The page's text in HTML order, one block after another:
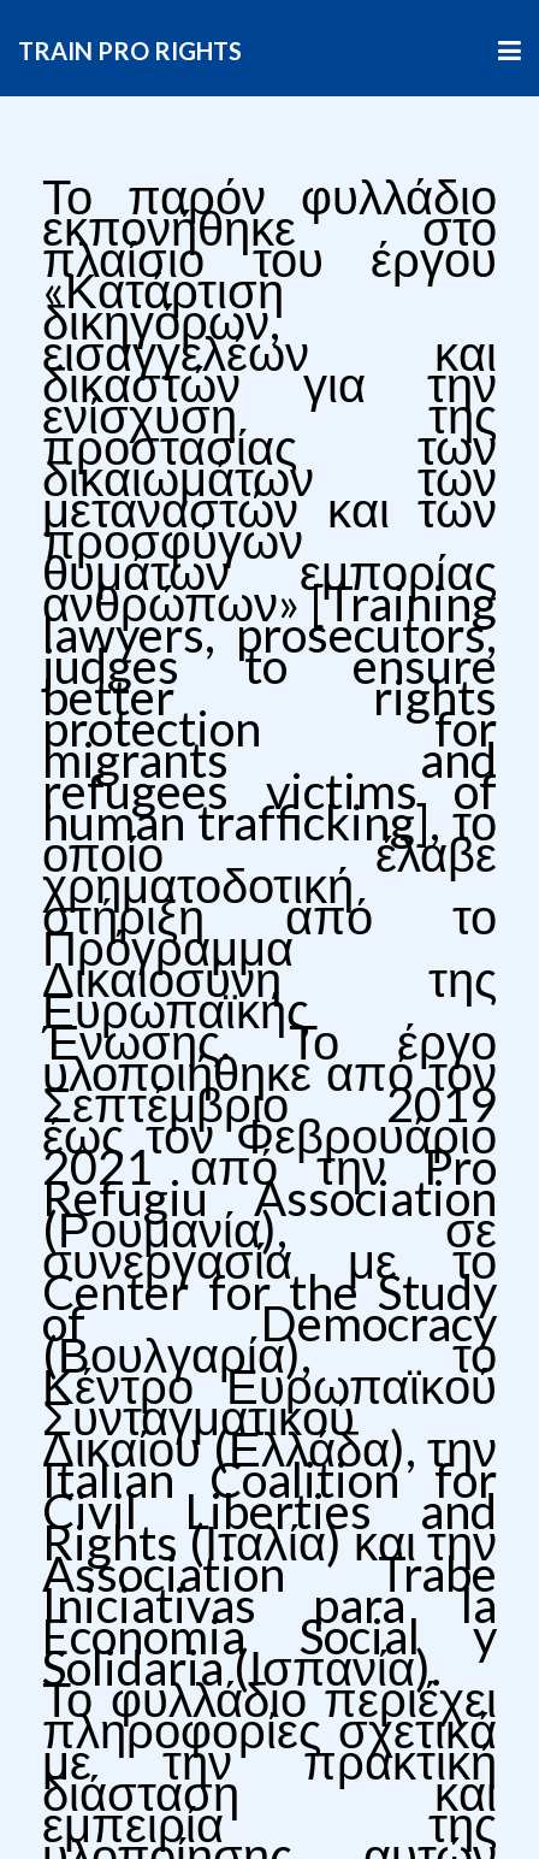
TRAIN PRO RIGHTS
Το παρόν φυλλάδιο
εκπονήθηκε στο
πλαίσιο του έργου
«Κατάρτιση
δικηγόρων,
εισαγγελέων και
δικαστών για την
ενίσχυση της
προστασίας των
δικαιωμάτων των
μεταναστών και των
προσφύγων
θυμάτων εμπορίας
ανθρώπων» [Training
lawyers, prosecutors,
judges to ensure
better rights
protection for
migrants and
refugees victims of
human trafficking], το
οποίο έλαβε
χρηματοδοτική
στήριξη από το
Πρόγραμμα
Δικαιοσύνη της
Ευρωπαϊκής
Ένωσης. Το έργο
υλοποιήθηκε από τον
Σεπτέμβριο 2019
έως τον Φεβρουάριο
2021 από την Pro
Refugiu Association
(Ρουμανία), σε
συνεργασία με το
Center for the Study
of Democracy
(Βουλγαρία), το
Κέντρο Ευρωπαϊκού
Συνταγματικού
Δικαίου (Ελλάδα), την
Italian Coalition for
Civil Liberties and
Rights (Ιταλία) και την
Association Trabe
Iniciativas para la
Economia Social y
Solidaria (Ισπανία).
Το φυλλάδιο περιέχει
πληροφορίες σχετικά
με την πρακτική
διάσταση και
εμπειρία της